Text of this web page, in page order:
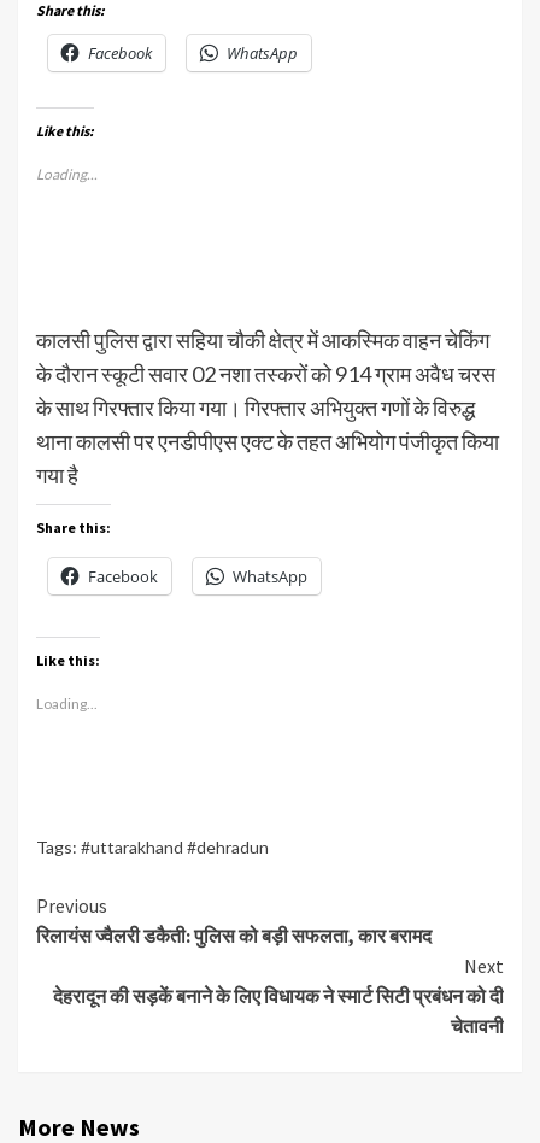
Share this:
Facebook WhatsApp
Like this:
Loading...
कालसी पुलिस द्वारा सहिया चौकी क्षेत्र में आकस्मिक वाहन चेकिंग
के दौरान स्कूटी सवार 02 नशा तस्करों को 914 ग्राम अवैध चरस
के साथ गिरफ्तार किया गया। गिरफ्तार अभियुक्त गणों के विरुद्ध
थाना कालसी पर एनडीपीएस एक्ट के तहत अभियोग पंजीकृत किया
गया है
Share this:
Facebook WhatsApp
Like this:
Loading...
Tags: #uttarakhand #dehradun
Continue
Reading
Previous
रिलायंस ज्वैलरी डकैती: पुलिस को बड़ी सफलता, कार बरामद
Next
देहरादून की सड़कें बनाने के लिए विधायक ने स्मार्ट सिटी प्रबंधन को दी
चेतावनी
More News